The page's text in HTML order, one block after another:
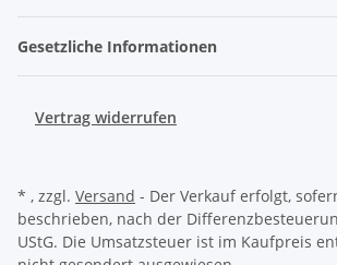
Gesetzliche Informationen
Vertrag widerrufen
* , zzgl. Versand - Der Verkauf erfolgt,
beschrieben, nach der
UStG. Die Umsatzsteuer ist im Kaufpreis